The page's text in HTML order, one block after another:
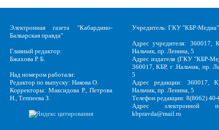
Электронная газета "Кабардино-
Балкарская правда"
Главный редактор:
Бжахова Р. Б.
Над номером работали:
Редактор по выпуску: Накова О.
Корректоры: Максидова Р., Петрова
Н., Теппеева З.
Учредитель: ГКУ "КБР-Медиа"
Адрес учредителя: 360017,
Нальчик, пр. Ленина, 5
Адрес издателя (ГКУ "КБР-
360017, КБР, г .Нальчик, пр.
5
Адрес редакции: 360017,
Нальчик, пр. Ленина, 5
Телефон редакции: 8(8662)
Адрес электронной
kbpravda@mail.ru